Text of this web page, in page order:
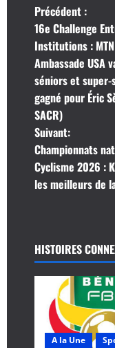
N
a
v
i
g
a
t
o
n
Précédent :
16e Challenge
Institutions :
Ambassade USA
séniors et
gagné pour Éric
SACR)
Suivant:
Championnats
Cyclisme 2026 :
les meilleurs de
HISTOIRES
A la Une